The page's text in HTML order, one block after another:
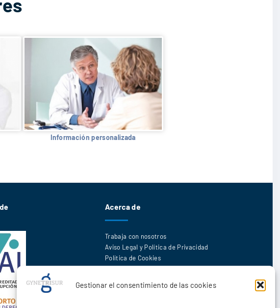
Gestionar el consentimiento de las cookies
Información personalizada
Acerca de
Trabaja con nosotros
Aviso Legal y Política de Privacidad
Política de Cookies